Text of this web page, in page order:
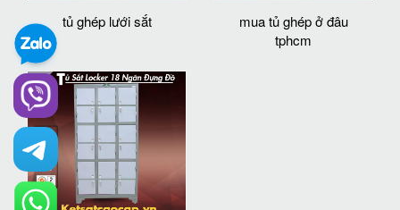
tủ ghép lưới sắt
mua tủ ghép ở đâu
tphcm